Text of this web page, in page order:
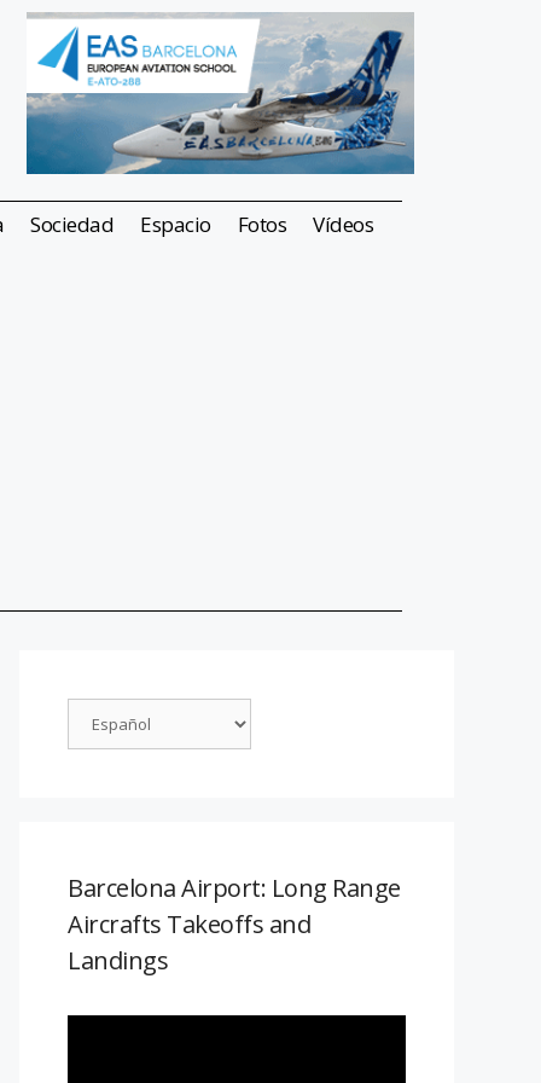
Sociedad Espacio Fotos Vídeos
Barcelona Airport: Long Range
Aircrafts Takeoffs and
Landings